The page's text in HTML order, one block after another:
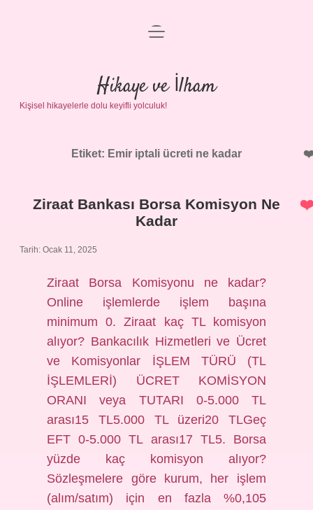
Anasayfa
Gizlilik Politikası
Yasal Uyarı
menüyü
Hikaye ve İlham
Kişisel hikayelerle dolu keyifli yolculuk!
Etiket: Emir iptali ücreti ne kadar
Ziraat Bankası Borsa Komisyon Ne
Kadar
Tarih: Ocak 11, 2025
Ziraat Borsa Komisyonu ne kadar?
Online işlemlerde işlem başına
minimum 0. Ziraat kaç TL komisyon
alıyor? Bankacılık Hizmetleri ve Ücret
ve Komisyonlar İŞLEM TÜRÜ (TL
İŞLEMLERİ) ÜCRET KOMİSYON
ORANI veya TUTARI 0-5.000 TL
arası15 TL5.000 TL üzeri20 TLGeç
EFT 0-5.000 TL arası17 TL5. Borsa
yüzde kaç komisyon alıyor?
Sözleşmelere göre kurum, her işlem
(alım/satım) için en fazla %0,105